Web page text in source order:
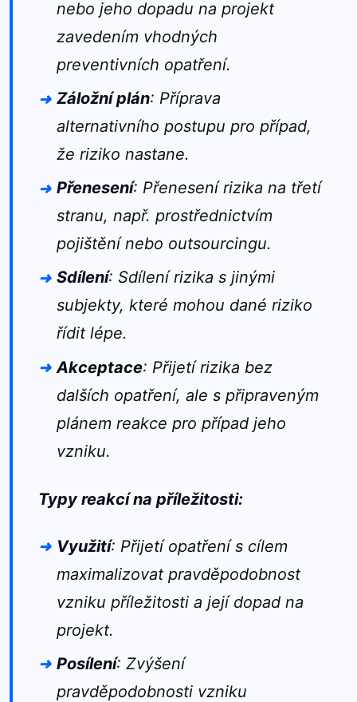
nebo jeho dopadu na projekt
zavedením vhodných
preventivních opatření.
Záložní plán: Příprava
alternativního postupu pro případ,
že riziko nastane.
Přenesení: Přenesení rizika na třetí
stranu, např. prostřednictvím
pojištění nebo outsourcingu.
Sdílení: Sdílení rizika s jinými
subjekty, které mohou dané riziko
řídit lépe.
Akceptace: Přijetí rizika bez
dalších opatření, ale s připraveným
plánem reakce pro případ jeho
vzniku.
Typy reakcí na příležitosti:
Využití: Přijetí opatření s cílem
maximalizovat pravděpodobnost
vzniku příležitosti a její dopad na
projekt.
Posílení: Zvýšení
pravděpodobnosti vzniku